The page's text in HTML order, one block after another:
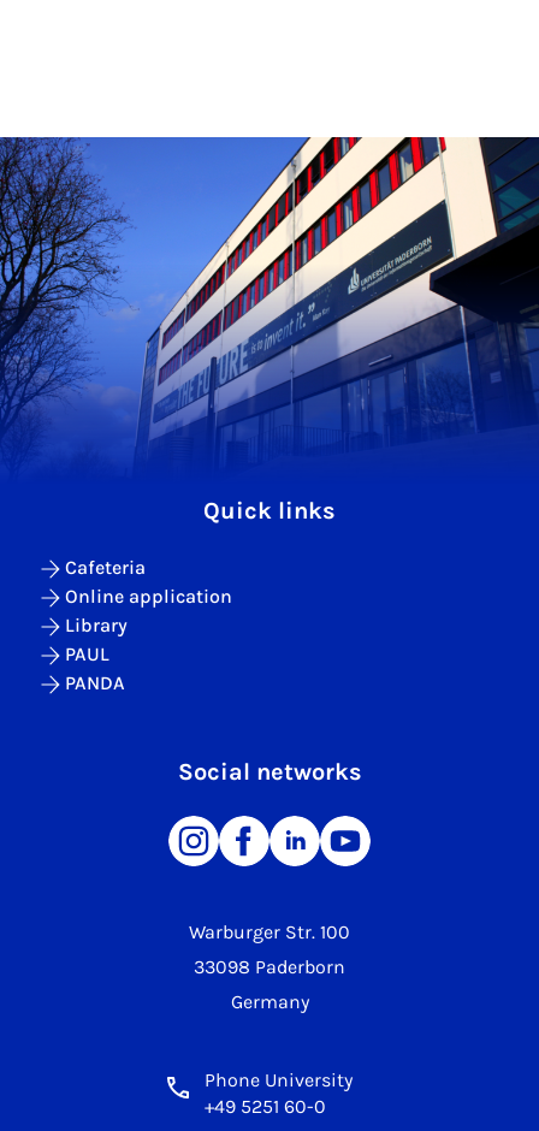
Warburger Str. 100
33098 Paderborn
Germany
Phone University
+49 5251 60-0
Quick links
Cafeteria
Online application
Library
PAUL
PANDA
Social networks